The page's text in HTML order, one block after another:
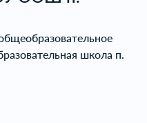
школа п.